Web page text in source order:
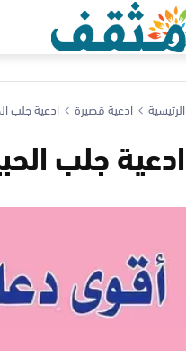
الرئيسية ادعية قصيرة ادعية جلب
ادعية جلب